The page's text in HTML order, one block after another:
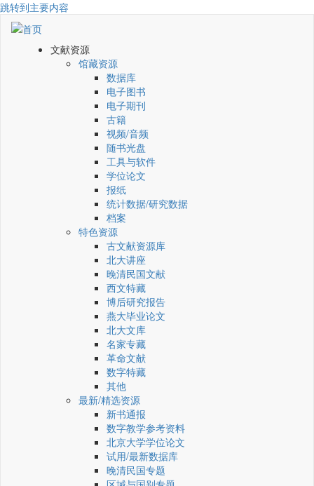
跳转到主要内容
文献资源
馆藏资源
数据库
电子图书
电子期刊
古籍
视频/音频
随书光盘
工具与软件
学位论文
报纸
统计数据/研究数据
档案
特色资源
古文献资源库
北大讲座
晚清民国文献
西文特藏
博后研究报告
燕大毕业论文
北大文库
名家专藏
革命文献
数字特藏
其他
最新/精选资源
新书通报
数字教学参考资料
北京大学学位论文
试用/最新数据库
晚清民国专题